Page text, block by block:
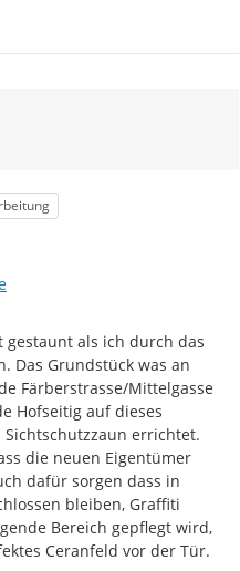
als ich durch das
Das Grundstück was an
Färberstrasse/Mittelgasse
Hofseitig auf dieses
errichtet.
die neuen Eigentümer
dafür sorgen dass in
bleiben, Graffiti
Bereich gepflegt wird,
Ceranfeld vor der Tür.